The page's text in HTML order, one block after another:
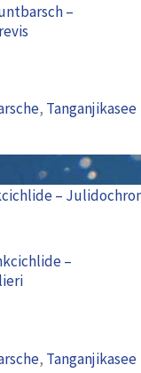
–
, Tanganjikasee
–
, Tanganjikasee